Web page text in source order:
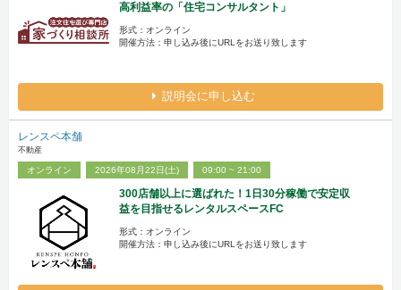
高利益率の「住宅コンサルタント」
形式：オンライン
開催方法：申し込み後にURLをお送り致します
説明会に申し込む
レンスペ本舗
不動産
オンライン 2026年08月22日(土) 09:00 ~ 21:00
300店舗以上に選ばれた！1日30分稼働で安定収
益を目指せるレンタルスペースFC
形式：オンライン
開催方法：申し込み後にURLをお送り致します